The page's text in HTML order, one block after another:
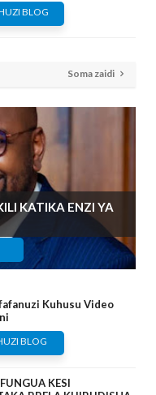
BLOG
Soma zaidi
KATIKA ENZI YA
Kuhusu Video
BLOG
KESI